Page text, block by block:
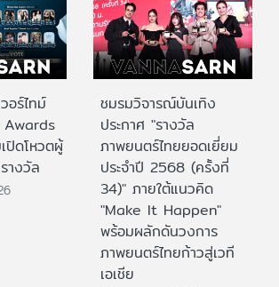
อร์ไทม์
ดโหวตผู้
างวัล
ชมรมวิจารณ์บันเทิง
ประกาศ "รางวัล
ภาพยนตร์ไทยยอดเยี่ยม
ประจําปี 2568 (ครั้งที่
34)" ภายใต้แนวคิด
"Make It Happen"
พร้อมผลักดันวงการ
ภาพยนตร์ไทยก้าวสู่เวที
เอเชีย